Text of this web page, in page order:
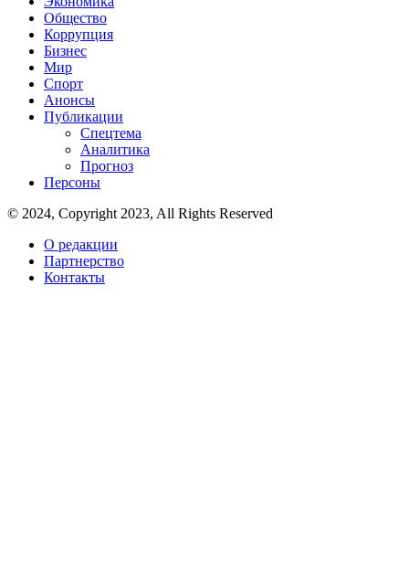
Общество
Коррупция
Бизнес
Мир
Спорт
Анонсы
Публикации
Спецтема
Аналитика
Прогноз
Персоны
© 2024, Copyright 2023, All Rights Reserved
О редакции
Партнерство
Контакты